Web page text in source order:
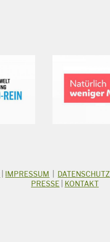
IMPRESSUM DATENSCHUTZ
PRESSE
KONTAKT